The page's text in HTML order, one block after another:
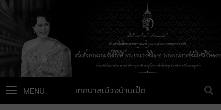
เทศบาลเมืองบ้านเป็ด
MENU